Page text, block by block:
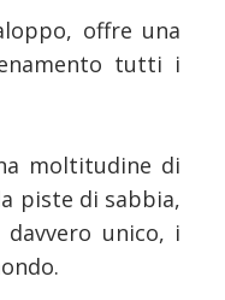
offre una
tutti i
moltitudine di
piste di sabbia,
unico, i